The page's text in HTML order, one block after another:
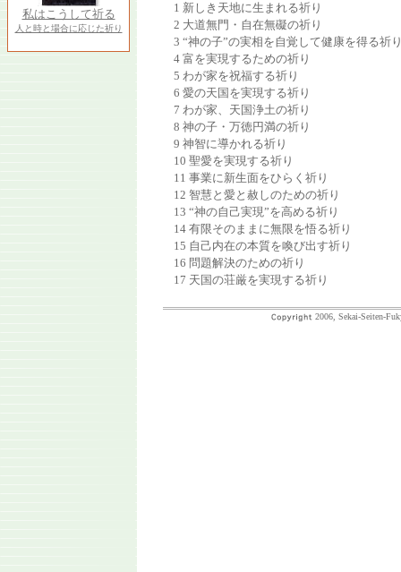
私はこうして祈る
人と時と場合に応じた祈り
1 新しき天地に生まれる祈り
2 大道無門・自在無礙の祈り
3 “神の子”の実相を自覚して健康を得る祈
4 富を実現するための祈り
5 わが家を祝福する祈り
6 愛の天国を実現する祈り
7 わが家、天国浄土の祈り
8 神の子・万徳円満の祈り
9 神智に導かれる祈り
10 聖愛を実現する祈り
11 事業に新生面をひらく祈り
12 智慧と愛と赦しのための祈り
13 “神の自己実現”を高める祈り
14 有限そのままに無限を悟る祈り
15 自己内在の本質を喚び出す祈り
16 問題解決のための祈り
17 天国の荘厳を実現する祈り
2006, Sekai-Seiten-